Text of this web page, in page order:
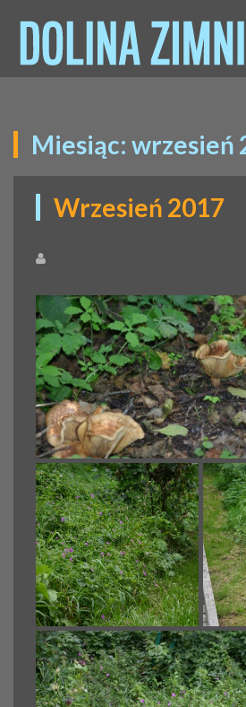
Miesiąc: wrzesień
Wrzesień 2017